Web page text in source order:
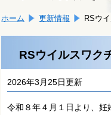
ま
す。
文
ホーム 更新情報 RSウ
RSウイルスワク
2026年3月25日更新
令和８年４月１日より、妊